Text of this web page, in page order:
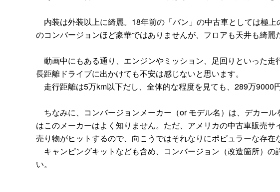
内装は外装以上に綺麗。18年前の「バン」の中古車としては極
のコンバージョンほど豪華ではありませんが、フロアも天井も綺麗
動画中にもある通り、エンジンやミッション、足回りといった
長距離ドライブに出かけても不安は感じないと思います。
走行距離は5万km以下だし、全体的な程度を見ても、289万9000
ちなみに、コンバージョンメーカー（or モデル名）は、デカー
はこのメーカーはよく知りません。ただ、アメリカの中古車販売
売り物がヒットするので、向こうではそれなりにポピュラーな存在
キャンピングキットなども含め、コンバージョン（改造箇所）
い。